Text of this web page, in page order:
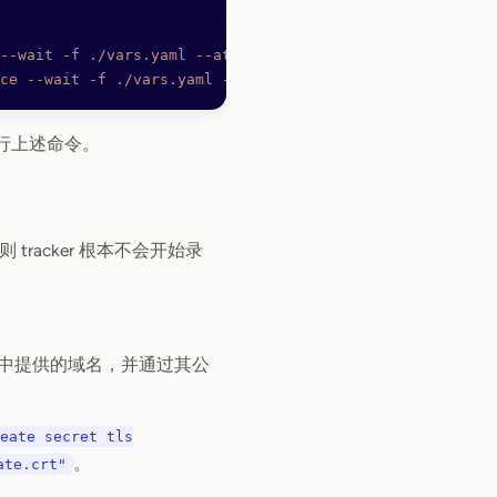
--wait -f ./vars.yaml --atomic
--wait -f ./vars.yaml --atomic
述命令。
tracker 根本不会开始录
提供的域名，并通过其公
secret tls
。